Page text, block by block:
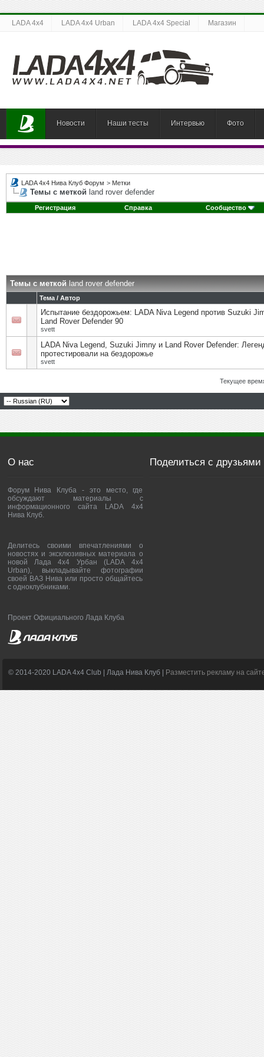
LADA 4x4 LADA 4x4 Urban LADA 4x4 Special Магазин
Новости Наши тесты Интервью Фото
LADA 4x4 Нива Клуб Форум > Метки
Темы с меткой land rover defender
Регистрация Справка Сообщество
Темы с меткой land rover defender
Тема / Автор
Испытание бездорожьем: LADA Niva Legend против Suzuki
Land Rover Defender 90
svett
LADA Niva Legend, Suzuki Jimny и Land Rover Defender:
протестировали на бездорожье
svett
Текущее
О нас
Форум Нива Клуба - это место, где
обсуждают материалы с
информационного сайта LADA 4x4
Нива Клуб.
Делитесь своими впечатлениями о
новостях и эксклюзивных материала о
новой Лада 4х4 Урбан (LADA 4x4
Urban), выкладывайте фотографии
своей ВАЗ Нива или просто общайтесь
с одноклубниками.
Проект Официального Лада Клуба
Поделиться с друзьями
© 2014-2020 LADA 4x4 Club | Лада Нива Клуб | Разместить рекламу на